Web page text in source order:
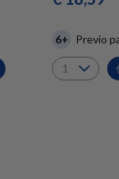
6+ Previo